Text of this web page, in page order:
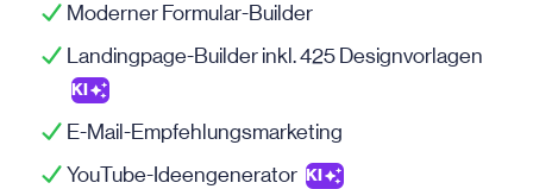
Moderner Formular-Builder
Landingpage-Builder inkl. 425 Designvorlagen
KI
E-Mail-Empfehlungsmarketing
YouTube-Ideengenerator KI